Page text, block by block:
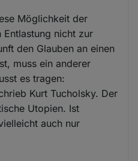
Möglichkeit der
nicht zur
den Glauben an einen
muss ein anderer
es tragen:
Kurt Tucholsky. Der
Utopien. Ist
auch nur